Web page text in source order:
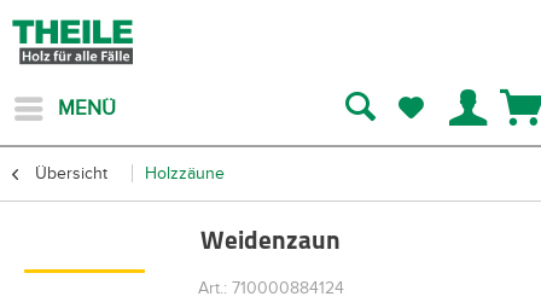
MENÜ
Übersicht Holzzäune
Weidenzaun
Art.: 710000884124